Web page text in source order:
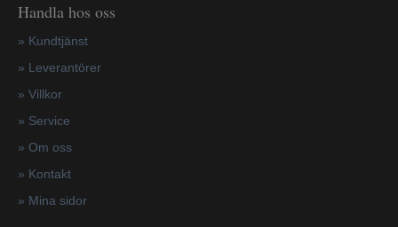
Handla hos oss
» Kundtjänst
» Leverantörer
» Villkor
» Service
» Om oss
» Kontakt
» Mina sidor